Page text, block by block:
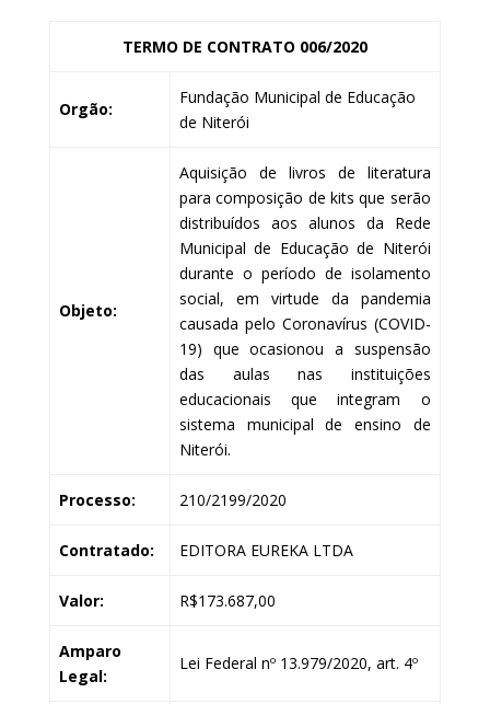
TERMO DE CONTRATO 006/2020
Orgão:
Fundação Municipal de Educação
de Niterói
Objeto:
Aquisição de livros de literatura
para composição de kits que serão
distribuídos aos alunos da Rede
Municipal de Educação de Niterói
durante o período de isolamento
social, em virtude da pandemia
causada pelo Coronavírus (COVID-
19) que ocasionou a suspensão
das aulas nas instituições
educacionais que integram o
sistema municipal de ensino de
Niterói.
Processo: 210/2199/2020
Contratado: EDITORA EUREKA LTDA
Valor: R$173.687,00
Amparo
Legal:
Lei Federal nº 13.979/2020, art. 4º